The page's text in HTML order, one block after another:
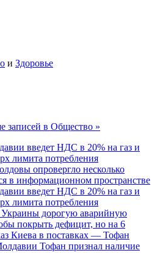
и Здоровье
записей в Общество »
введет НДС в 20% на газ и
лимита потребления
введет НДС в 20% на газ и
лимита потребления
Украины дорогую аварийную
покрыть дефицит, но на 6
Киева в поставках — Тофан